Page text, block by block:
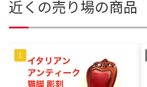
近くの売り場の商品